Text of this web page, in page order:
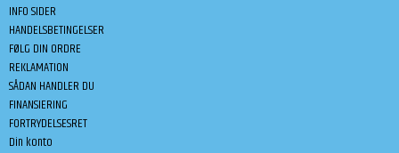
INFO SIDER
HANDELSBETINGELSER
FØLG DIN ORDRE
REKLAMATION
SÅDAN HANDLER DU
FINANSIERING
FORTRYDELSESRET
Din konto